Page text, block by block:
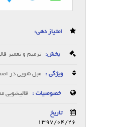
امتیاز دهی:
بخش: ترمیم و تعمیر
ویژگی : مبل شویی در
خصوصیات : قالیشویی
تاریخ
1397/04/26